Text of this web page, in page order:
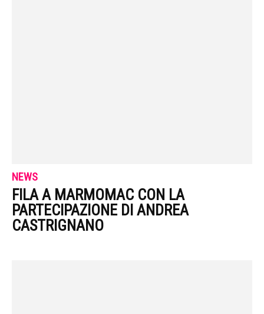
NEWS
FILA A MARMOMAC CON LA
PARTECIPAZIONE DI ANDREA
CASTRIGNANO